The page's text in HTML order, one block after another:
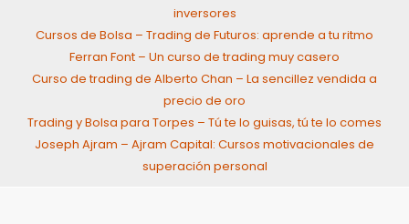
inversores
Cursos de Bolsa – Trading de Futuros: aprende a tu ritmo
Ferran Font – Un curso de trading muy casero
Curso de trading de Alberto Chan – La sencillez vendida a
precio de oro
Trading y Bolsa para Torpes – Tú te lo guisas, tú te lo comes
Joseph Ajram – Ajram Capital: Cursos motivacionales de
superación personal